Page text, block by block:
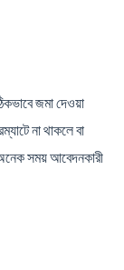
জমা দেওয়া
না থাকলে বা
সময় আবেদনকারী